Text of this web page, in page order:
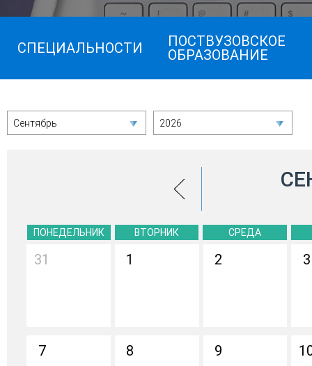
СПЕЦИАЛЬНОСТИ
ПОСТВУЗОВСКОЕ
ОБРАЗОВАНИЕ
Сентябрь 2026
ПОНЕДЕЛЬНИК ВТОРНИК СРЕДА
31 1 2 3
7 8 9